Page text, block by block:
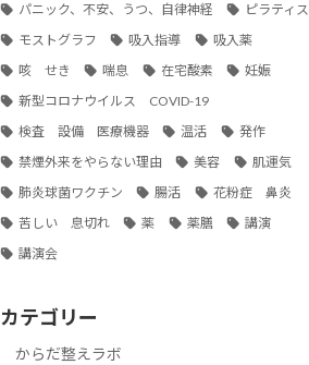
パニック、不安、うつ、自律神経
ピラティス
モストグラフ
吸入指導
吸入薬
咳 せき
喘息 在宅酸素
妊娠
新型コロナウイルス COVID-19
検査 設備 医療機器
温活
発作
禁煙外来をやらない理由
美容
肌運気
肺炎球菌ワクチン
腸活
花粉症 鼻炎
苦しい 息切れ
薬 薬膳
講演
講演会
カテゴリー
からだ整えラボ